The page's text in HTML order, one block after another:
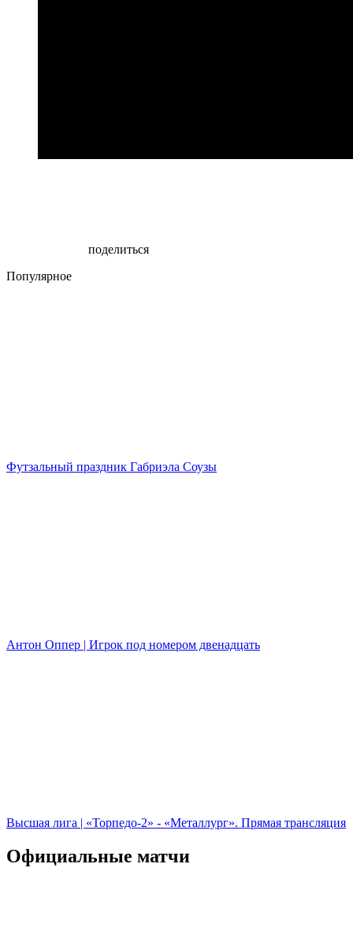
поделиться
Популярное
Футзальный праздник Габриэла Соузы
Антон Оппер | Игрок под номером двенадцать
Высшая лига | «Торпедо-2» - «Металлург». Прямая трансляция
Официальные матчи